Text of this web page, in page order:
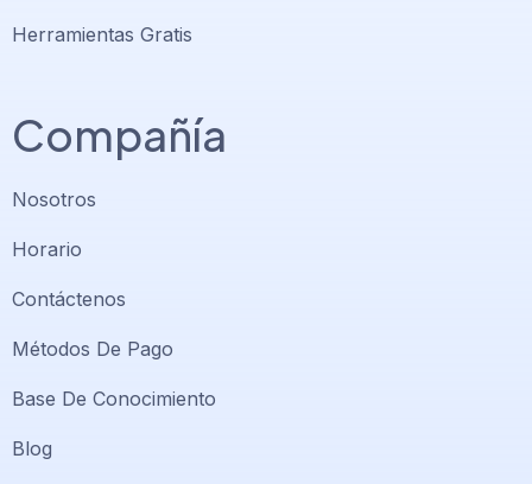
Herramientas Gratis
Compañía
Nosotros
Horario
Contáctenos
Métodos De Pago
Base De Conocimiento
Blog